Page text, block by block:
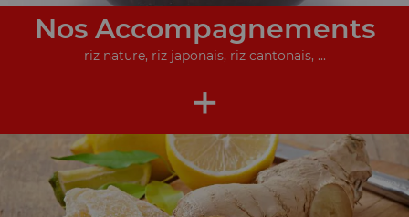
Nos Accompagnements
riz nature, riz japonais, riz cantonais, ...
+